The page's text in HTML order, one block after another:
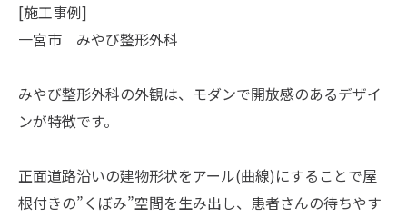
[施工事例]
一宮市 みやび整形外科
みやび整形外科の外観は、モダンで開放感のあるデザイ
ンが特徴です。
正面道路沿いの建物形状をアール(曲線)にすることで屋
根付きの”くぼみ”空間を生み出し、患者さんの待ちやす